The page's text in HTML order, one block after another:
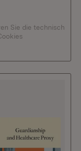
Sie die technisch